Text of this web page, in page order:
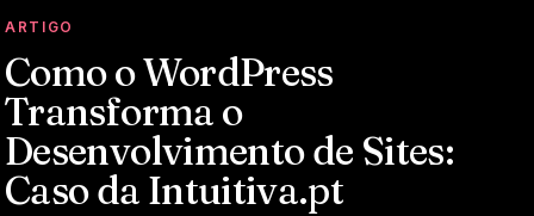
ARTIGO
Como o WordPress
Transforma o
Desenvolvimento de Sites:
Caso da Intuitiva.pt